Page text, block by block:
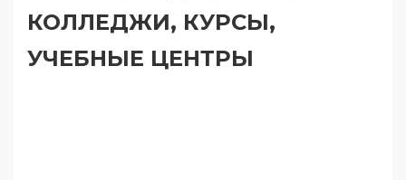
КОЛЛЕДЖИ, КУРСЫ,
УЧЕБНЫЕ ЦЕНТРЫ